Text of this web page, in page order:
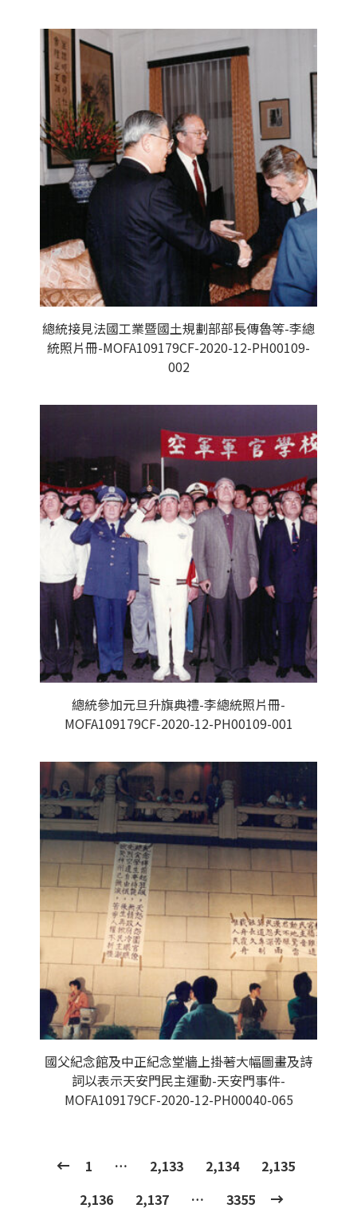
總統接見法國工業暨國土規劃部部長傳魯等-李總
統照片冊-MOFA109179CF-2020-12-PH00109-
002
總統參加元旦升旗典禮-李總統照片冊-
MOFA109179CF-2020-12-PH00109-001
國父紀念館及中正紀念堂牆上掛著大幅圖畫及詩
詞以表示天安門民主運動-天安門事件-
MOFA109179CF-2020-12-PH00040-065
1 … 2,133 2,134
2,135
2,136
2,137 … 3355